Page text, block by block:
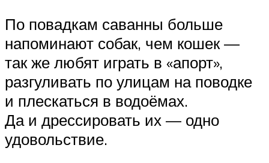
По повадкам саванны больше
напоминают собак, чем кошек —
так же любят играть в «апорт»,
разгуливать по улицам на поводке
и плескаться в водоёмах.
Да и дрессировать их — одно
удовольствие.